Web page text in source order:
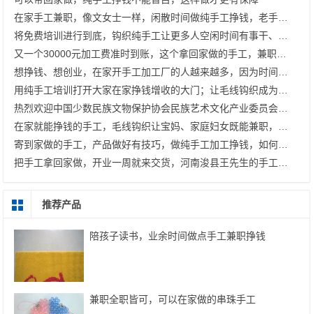
推荐产品
陪孩子读书，业余时间做点手工兼职挣钱
兼职全职皆可，可以在家做的串珠手工